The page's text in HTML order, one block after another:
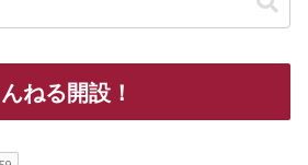
ねる開設！